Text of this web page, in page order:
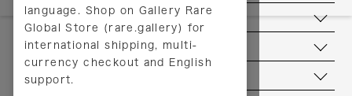
language. Shop on Gallery Rare
Global Store (rare.gallery) for
international shipping, multi-
currency checkout and English
support.
ヘルプ
お問い合わせ